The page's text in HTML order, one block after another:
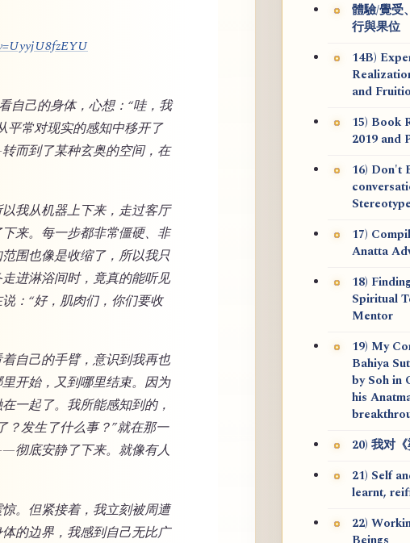
自己的身体，心想：“哇，我
平常对现实的感知中移开了
到了某种玄奥的空间，在
我从机器上下来，走过客厅
来。每一步都非常僵硬、非
围也像是收缩了，所以我只
进淋浴间时，竟真的能听见
：“好，肌肉们，你们要收
自己的手臂，意识到我再也
开始，又到哪里结束。因为
一起了。我所能感知到的，
？发生了什么事？”就在那一
底安静了下来。就像有人
。但紧接着，我立刻被周遭
的边界，我感到自己无比广
體驗/覺受
行與果位
14B)
and
15) Book
2019 and
16) Don't
Stereotype
17)
Anatta
18)
Spiritual
Mentor
19) My
Bahiya
by Soh in
his
20) 我对
21) Self
learnt,
22)